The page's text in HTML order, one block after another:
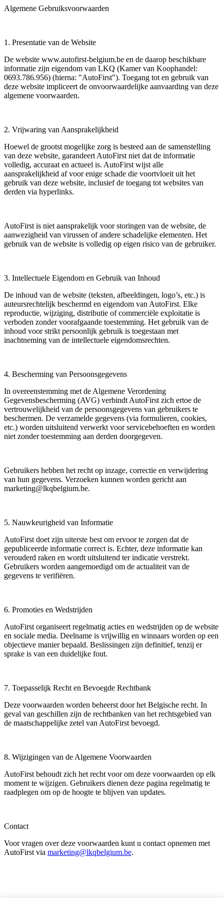
Algemene Gebruiksvoorwaarden
1. Presentatie van de Website
De website www.autofirst-belgium.be en de daarop beschikbare
informatie zijn eigendom van LKQ (Kamer van Koophandel:
0693.786.956) (hierna: "AutoFirst"). Toegang tot en gebruik van
deze website impliceert de onvoorwaardelijke aanvaarding van deze
algemene voorwaarden.
2. Vrijwaring van Aansprakelijkheid
Hoewel de grootst mogelijke zorg is besteed aan de samenstelling
van deze website, garandeert AutoFirst niet dat de informatie
volledig, accuraat en actueel is. AutoFirst wijst alle
aansprakelijkheid af voor enige schade die voortvloeit uit het
gebruik van deze website, inclusief de toegang tot websites van
derden via hyperlinks.
AutoFirst is niet aansprakelijk voor storingen van de website, de
aanwezigheid van virussen of andere schadelijke elementen. Het
gebruik van de website is volledig op eigen risico van de gebruiker.
3. Intellectuele Eigendom en Gebruik van Inhoud
De inhoud van de website (teksten, afbeeldingen, logo’s, etc.) is
auteursrechtelijk beschermd en eigendom van AutoFirst. Elke
reproductie, wijziging, distributie of commerciële exploitatie is
verboden zonder voorafgaande toestemming. Het gebruik van de
inhoud voor strikt persoonlijk gebruik is toegestaan met
inachtneming van de intellectuele eigendomsrechten.
4. Bescherming van Persoonsgegevens
In overeenstemming met de Algemene Verordening
Gegevensbescherming (AVG) verbindt AutoFirst zich ertoe de
vertrouwelijkheid van de persoonsgegevens van gebruikers te
beschermen. De verzamelde gegevens (via formulieren, cookies,
etc.) worden uitsluitend verwerkt voor servicebehoeften en worden
niet zonder toestemming aan derden doorgegeven.
Gebruikers hebben het recht op inzage, correctie en verwijdering
van hun gegevens. Verzoeken kunnen worden gericht aan
marketing@lkqbelgium.be.
5. Nauwkeurigheid van Informatie
AutoFirst doet zijn uiterste best om ervoor te zorgen dat de
gepubliceerde informatie correct is. Echter, deze informatie kan
verouderd raken en wordt uitsluitend ter indicatie verstrekt.
Gebruikers worden aangemoedigd om de actualiteit van de
gegevens te verifiëren.
6. Promoties en Wedstrijden
AutoFirst organiseert regelmatig acties en wedstrijden op de website
en sociale media. Deelname is vrijwillig en winnaars worden op een
objectieve manier bepaald. Beslissingen zijn definitief, tenzij er
sprake is van een duidelijke fout.
7. Toepasselijk Recht en Bevoegde Rechtbank
Deze voorwaarden worden beheerst door het Belgische recht. In
geval van geschillen zijn de rechtbanken van het rechtsgebied van
de maatschappelijke zetel van AutoFirst bevoegd.
8. Wijzigingen van de Algemene Voorwaarden
AutoFirst behoudt zich het recht voor om deze voorwaarden op elk
moment te wijzigen. Gebruikers dienen deze pagina regelmatig te
raadplegen om op de hoogte te blijven van updates.
Contact
Voor vragen over deze voorwaarden kunt u contact opnemen met
AutoFirst via marketing@lkqbelgium.be.